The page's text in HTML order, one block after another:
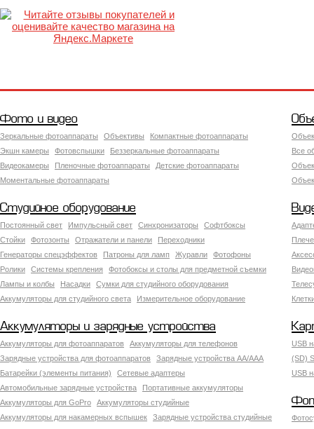
Фото и видео
Зеркальные фотоаппараты Объективы
Компактные фотоаппараты
Экшн камеры
Фотовспышки
Беззеркальные фотоаппараты
Видеокамеры
Пленочные фотоаппараты
Детские фотоаппараты
Моментальные фотоаппараты
Все
Студийное оборудование
Постоянный свет Импульсный свет Синхронизаторы
Софтбоксы
Стойки
Фотозонты Отражатели и панели
Переходники
Генераторы спецэффектов
Патроны для ламп Журавли
Фотофоны
Ролики
Системы крепления
Фотобоксы и столы для предметной съемки
Лампы и колбы
Насадки
Сумки для студийного оборудования
Аккумуляторы для студийного света
Измерительное оборудование
Аккумуляторы и зарядные устройства
Аккумуляторы для фотоаппаратов
Аккумуляторы для телефонов
Зарядные устройства для фотоаппаратов
Зарядные устройства AA/AAA
Батарейки (элементы питания)
Сетевые адаптеры
Автомобильные зарядные устройства
Портативные аккумуляторы
Аккумуляторы для GoPro
Аккумуляторы студийные
Аккумуляторы для накамерных вспышек
Зарядные устройства студийные
USB
(SD)
USB